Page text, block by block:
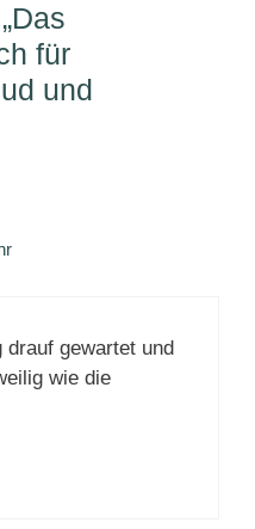
für
und
gewartet und
wie die